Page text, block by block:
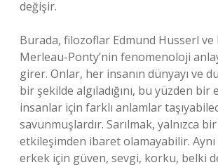
değişir.
Burada, filozoflar Edmund Husserl ve
Merleau-Ponty’nin fenomenoloji
girer. Onlar, her insanın dünyayı ve
bir şekilde algıladığını, bu yüzden bir
insanlar için farklı anlamlar
savunmuşlardır. Sarılmak, yalnızca
etkileşimden ibaret olamayabilir.
erkek için güven, sevgi, korku, belki